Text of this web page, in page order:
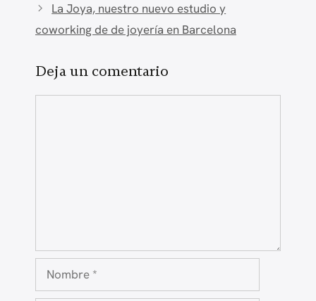
La Joya, nuestro nuevo estudio y
coworking de de joyería en Barcelona
Deja un comentario